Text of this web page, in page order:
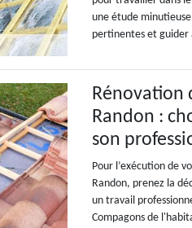
une étude
pertinentes et guider
Rénovation
Randon :
son
Pour l’exécution de
Randon, prenez la
un travail
Compagons de